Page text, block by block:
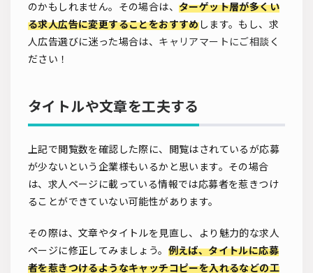
のかもしれません。その場合は、 ターゲット層が多くい
る求人広告に変更することをおすすめします。もし、求
人広告選びに迷った場合は、 キャリアマートにご相談 く
ださい！
タイトルや文章を工夫する
上記で閲覧数を確認した際に、閲覧はされているが応募
が少ないという企業様もいるかと思います。その場合
は、求人ページに載っている情報では応募者を惹きつけ
ることができていない可能性があります。
その際は、文章やタイトルを見直し、より魅力的な求人
ページに修正してみましょう。 例えば、タイトルに応募
者を惹きつけるようなキャッチコピーを入れるなどの工